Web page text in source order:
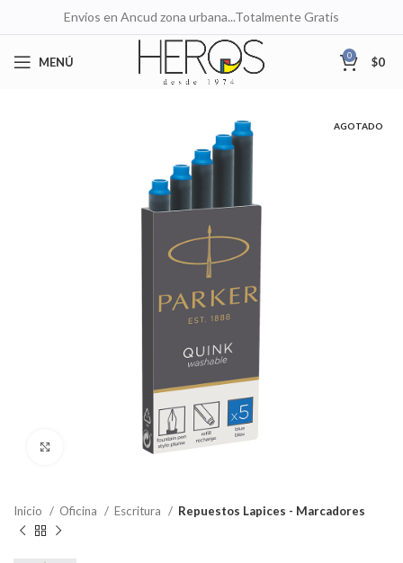
Envíos en Ancud zona urbana...Totalmente Gratis
MENÚ 0 $0
AGOTADO
Clic para ampliar
Inicio Oficina Escritura Repuestos Lapices - Marcadores